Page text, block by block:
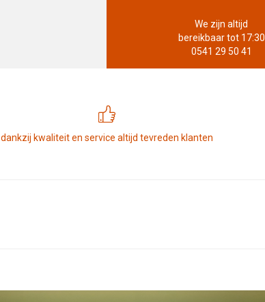
We zijn altijd
bereikbaar tot 17:30
0541 29 50 41
dankzij kwaliteit en service altijd tevreden klanten